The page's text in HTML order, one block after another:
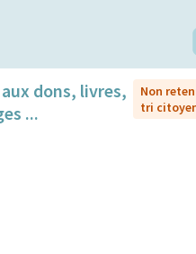
dons, livres,
...
Non
tri